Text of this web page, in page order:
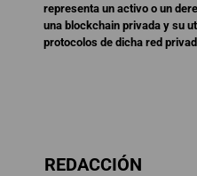
representa un activo o un
una blockchain privada y su
protocolos de dicha red
REDACCIÓN